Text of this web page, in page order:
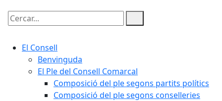
Cercar:
El Consell
Benvinguda
El Ple del Consell Comarcal
Composició del ple segons partits polítics
Composició del ple segons conselleries